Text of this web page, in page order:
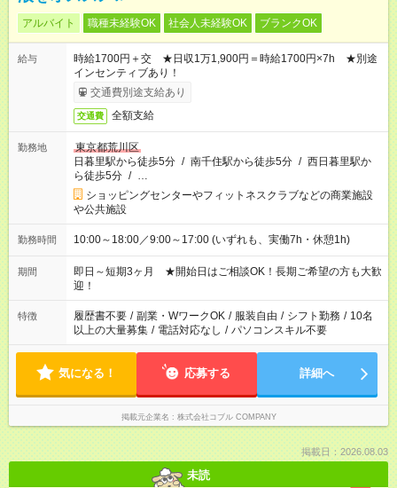
アルバイト 職種未経験OK 社会人未経験OK ブランクOK
給与
時給1700円＋交 ★日収1万1,900円＝時給1700円×7h ★別途
インセンティブあり！
交通費別途支給あり
交通費 全額支給
勤務地
東京都荒川区
日暮里駅から徒歩5分 / 南千住駅から徒歩5分 / 西日暮里駅か
ら徒歩5分 / …
ショッピングセンターやフィットネスクラブなどの商業施設
や公共施設
勤務時間 10:00～18:00／9:00～17:00 (いずれも、実働7h・休憩1h)
期間
即日～短期3ヶ月 ★開始日はご相談OK！長期ご希望の方も大歓
迎！
特徴 履歴書不要 / 副業・WワークOK / 服装自由 / シフト勤務 / 10名
以上の大量募集 / 電話対応なし / パソコンスキル不要
気になる！ 応募する 詳細へ
掲載元企業名 株式会社コブル COMPANY
掲載日：2026.08.03
未読